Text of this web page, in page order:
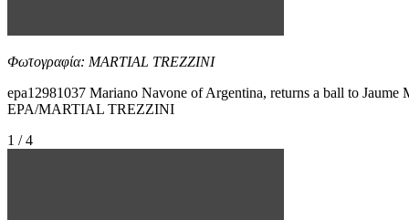
Φωτογραφία: MARTIAL TREZZINI
epa12981037 Mariano Navone of Argentina, returns a ball to
EPA/MARTIAL TREZZINI
1 / 4